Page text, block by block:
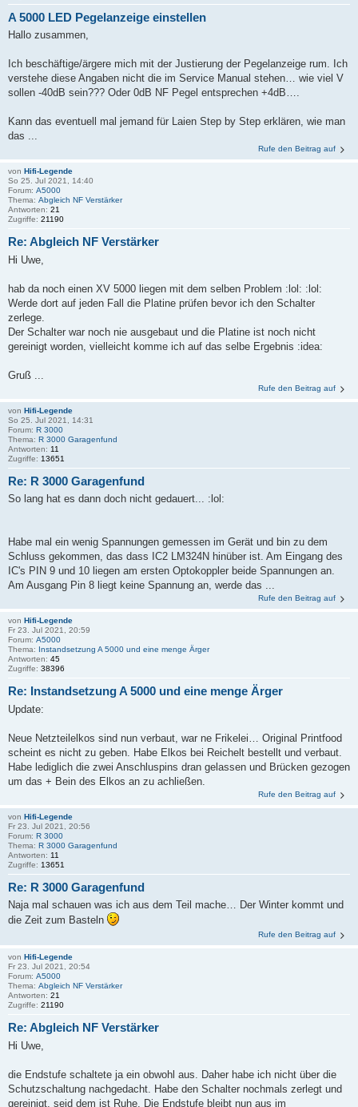
A 5000 LED Pegelanzeige einstellen
Hallo zusammen,
Ich beschäftige/ärgere mich mit der Justierung der Pegelanzeige rum. Ich
verstehe diese Angaben nicht die im Service Manual stehen… wie viel V
sollen -40dB sein??? Oder 0dB NF Pegel entsprechen +4dB….
Kann das eventuell mal jemand für Laien Step by Step erklären, wie man
das ...
Rufe den Beitrag auf
von Hifi-Legende
So 25. Jul 2021, 14:40
Forum: A5000
Thema: Abgleich NF Verstärker
Antworten: 21
Zugriffe: 21190
Re: Abgleich NF Verstärker
Hi Uwe,
hab da noch einen XV 5000 liegen mit dem selben Problem :lol: :lol:
Werde dort auf jeden Fall die Platine prüfen bevor ich den Schalter
zerlege.
Der Schalter war noch nie ausgebaut und die Platine ist noch nicht
gereinigt worden, vielleicht komme ich auf das selbe Ergebnis :idea:
Gruß ...
Rufe den Beitrag auf
von Hifi-Legende
So 25. Jul 2021, 14:31
Forum: R 3000
Thema: R 3000 Garagenfund
Antworten: 11
Zugriffe: 13651
Re: R 3000 Garagenfund
So lang hat es dann doch nicht gedauert... :lol:
Habe mal ein wenig Spannungen gemessen im Gerät und bin zu dem
Schluss gekommen, das dass IC2 LM324N hinüber ist. Am Eingang des
IC's PIN 9 und 10 liegen am ersten Optokoppler beide Spannungen an.
Am Ausgang Pin 8 liegt keine Spannung an, werde das ...
Rufe den Beitrag auf
von Hifi-Legende
Fr 23. Jul 2021, 20:59
Forum: A5000
Thema: Instandsetzung A 5000 und eine menge Ärger
Antworten: 45
Zugriffe: 38396
Re: Instandsetzung A 5000 und eine menge Ärger
Update:
Neue Netzteilelkos sind nun verbaut, war ne Frikelei… Original Printfood
scheint es nicht zu geben. Habe Elkos bei Reichelt bestellt und verbaut.
Habe lediglich die zwei Anschluspins dran gelassen und Brücken gezogen
um das + Bein des Elkos an zu achließen.
Rufe den Beitrag auf
von Hifi-Legende
Fr 23. Jul 2021, 20:56
Forum: R 3000
Thema: R 3000 Garagenfund
Antworten: 11
Zugriffe: 13651
Re: R 3000 Garagenfund
Naja mal schauen was ich aus dem Teil mache… Der Winter kommt und
die Zeit zum Basteln
Rufe den Beitrag auf
von Hifi-Legende
Fr 23. Jul 2021, 20:54
Forum: A5000
Thema: Abgleich NF Verstärker
Antworten: 21
Zugriffe: 21190
Re: Abgleich NF Verstärker
Hi Uwe,
die Endstufe schaltete ja ein obwohl aus. Daher habe ich nicht über die
Schutzschaltung nachgedacht. Habe den Schalter nochmals zerlegt und
gereinigt, seid dem ist Ruhe. Die Endstufe bleibt nun aus im